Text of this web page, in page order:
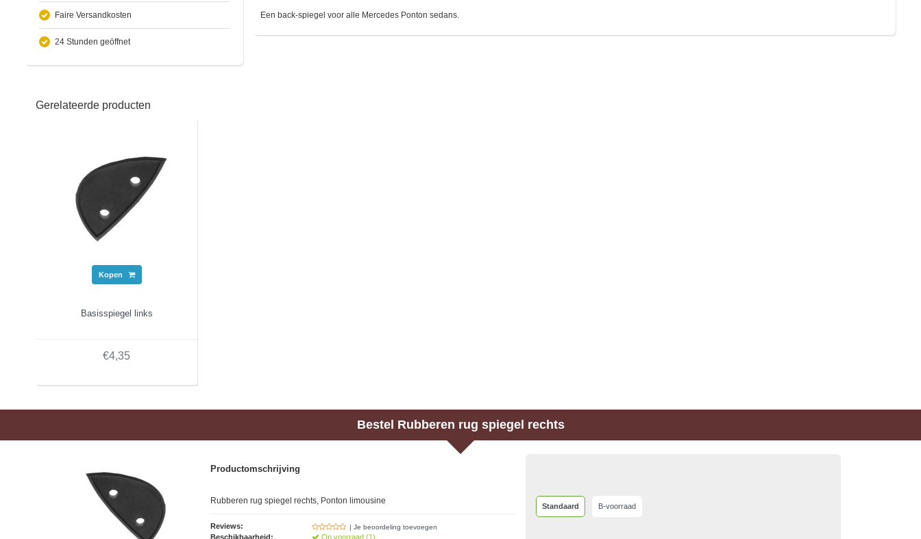
Faire Versandkosten
24 Stunden geöffnet
Een back-spiegel voor alle Mercedes Ponton sedans.
Gerelateerde producten
Kopen
Basisspiegel links
€4,35
Bestel Rubberen rug spiegel rechts
Productomschrijving
Rubberen rug spiegel rechts, Ponton limousine
Reviews: | Je beoordeling toevoegen
Beschikbaarheid: Op voorraad (1)
Standaard B-voorraad